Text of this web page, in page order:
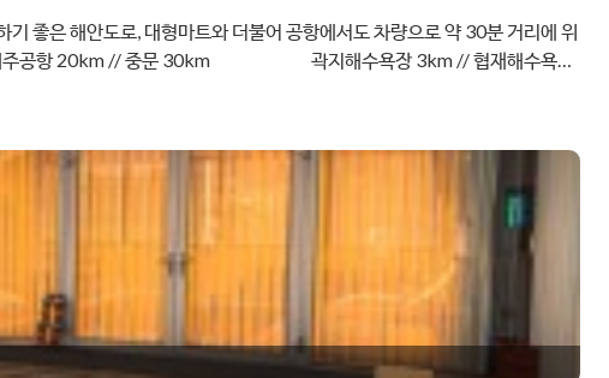
좋은 해안도로, 대형마트와 더불어 공항에서도 차량으로 약 30분 거리에 위